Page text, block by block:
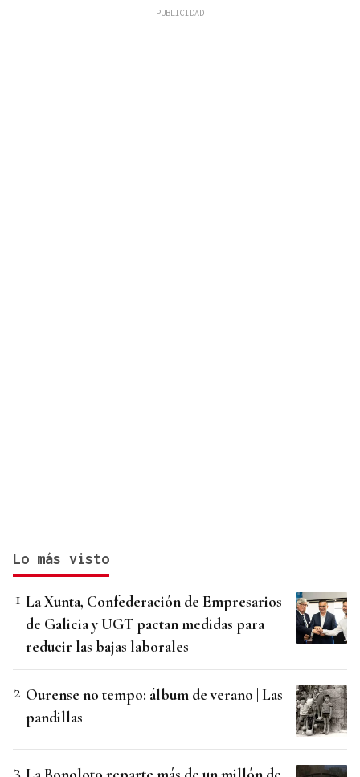
Lo más visto
La Xunta, Confederación de Empresarios
de Galicia y UGT pactan medidas para
reducir las bajas laborales
Ourense no tempo: álbum de verano | Las
pandillas